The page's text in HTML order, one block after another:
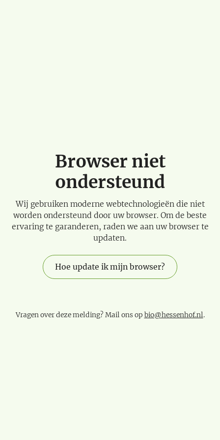
Browser niet
ondersteund
Wij gebruiken moderne webtechnologieën die niet
worden ondersteund door uw browser. Om de beste
ervaring te garanderen, raden we aan uw browser te
updaten.
Hoe update ik mijn browser?
Vragen over deze melding? Mail ons op bio@hessenhof.nl.